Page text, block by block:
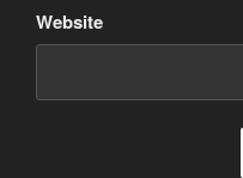
Website